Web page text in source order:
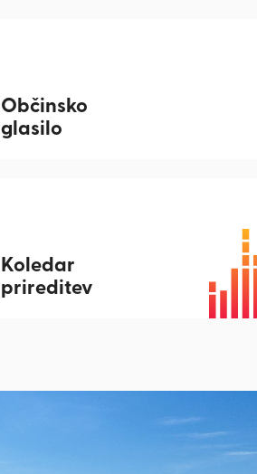
Občinsko
glasilo
Koledar
prireditev